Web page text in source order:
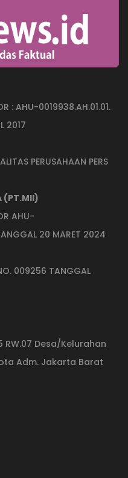
: AHU-0019938.AH.01.01.
2017
PERUSAHAAN PERS
(PT.MII)
AHU-
20 MARET 2024
009256 TANGGAL
RW.07 Desa/Kelurahan
Adm. Jakarta Barat